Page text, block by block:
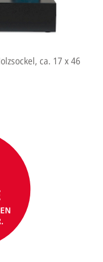
ca. 17 x 46